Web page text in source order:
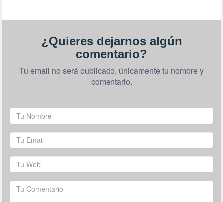
¿Quieres dejarnos algún
comentario?
Tu email no será publicado, únicamente tu nombre y
comentario.